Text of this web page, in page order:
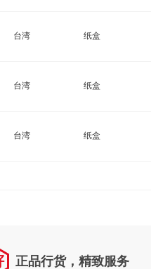
台湾 纸盒
台湾 纸盒
台湾 纸盒
正品行货，精致服务